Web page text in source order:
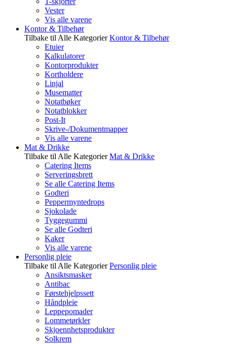
Vester
Vis alle varene
Kontor & Tilbehør
Tilbake til Alle Kategorier Kontor & Tilbehør
Etuier
Kalkulatorer
Kontorprodukter
Kortholdere
Linjal
Musematter
Notatbøker
Notatblokker
Post-It
Skrive-/Dokumentmapper
Vis alle varene
Mat & Drikke
Tilbake til Alle Kategorier Mat & Drikke
Catering Items
Serveringsbrett
Se alle Catering Items
Godteri
Peppermyntedrops
Sjokolade
Tyggegummi
Se alle Godteri
Kaker
Vis alle varene
Personlig pleie
Tilbake til Alle Kategorier Personlig pleie
Ansiktsmasker
Antibac
Førstehjelpssett
Håndpleie
Leppepomader
Lommetørkler
Skjoennhetsprodukter
Solkrem